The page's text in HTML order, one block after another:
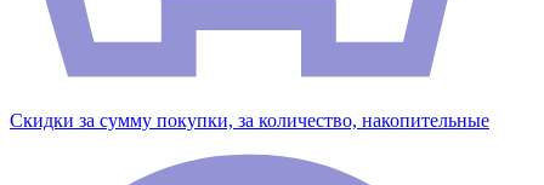
Скидки за сумму покупки, за количество, накопительные